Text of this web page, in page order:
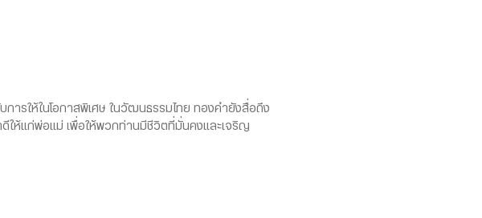
ารให้ในโอกาสพิเศษ ในวัฒนธรรมไทย ทองคำยังสื่อถึง
ให้แก่พ่อแม่ เพื่อให้พวกท่านมีชีวิตที่มั่นคงและเจริญ